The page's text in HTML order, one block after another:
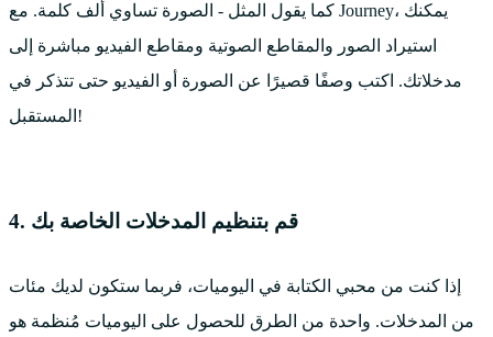
كما يقول المثل - الصورة تساوي ألف كلمة. مع Journey، يمكنك
استيراد الصور والمقاطع الصوتية ومقاطع الفيديو مباشرة إلى
مدخلاتك. اكتب وصفًا قصيرًا عن الصورة أو الفيديو حتى تتذكر في
المستقبل!
4. قم بتنظيم المدخلات الخاصة بك
إذا كنت من محبي الكتابة في اليوميات، فربما ستكون لديك مئات
من المدخلات. واحدة من الطرق للحصول على اليوميات مُنظمة هو